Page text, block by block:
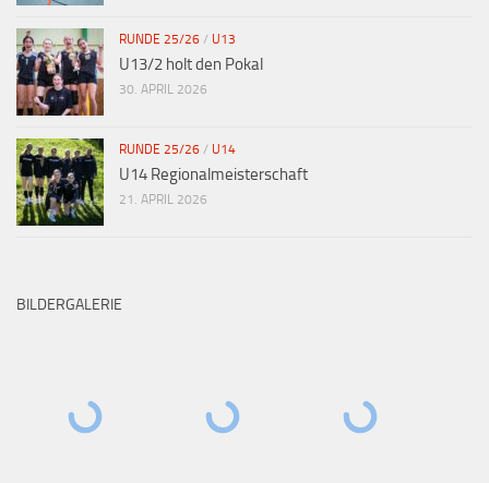
RUNDE 25/26 / U13
U13/2 holt den Pokal
30. APRIL 2026
RUNDE 25/26 / U14
U14 Regionalmeisterschaft
21. APRIL 2026
BILDERGALERIE